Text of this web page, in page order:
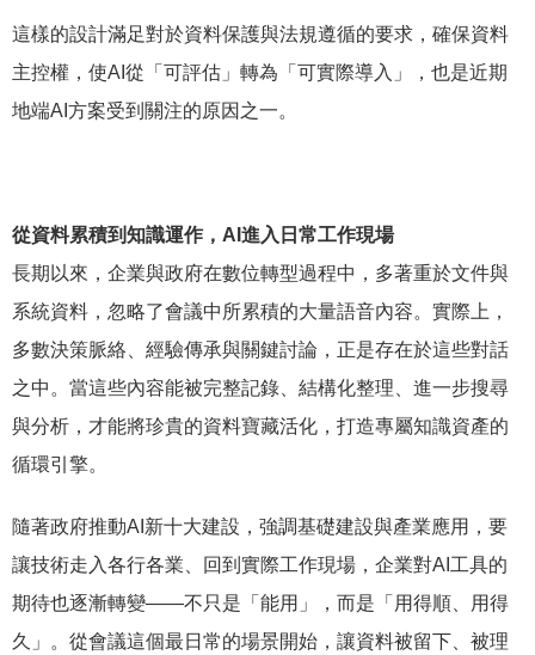
這樣的設計滿足對於資料保護與法規遵循的要求，確保資料
主控權，使AI從「可評估」轉為「可實際導入」，也是近期
地端AI方案受到關注的原因之一。
從資料累積到知識運作，AI進入日常工作現場
長期以來，企業與政府在數位轉型過程中，多著重於文件與
系統資料，忽略了會議中所累積的大量語音內容。實際上，
多數決策脈絡、經驗傳承與關鍵討論，正是存在於這些對話
之中。當這些內容能被完整記錄、結構化整理、進一步搜尋
與分析，才能將珍貴的資料寶藏活化，打造專屬知識資產的
循環引擎。
隨著政府推動AI新十大建設，強調基礎建設與產業應用，要
讓技術走入各行各業、回到實際工作現場，企業對AI工具的
期待也逐漸轉變——不只是「能用」，而是「用得順、用得
久」。從會議這個最日常的場景開始，讓資料被留下、被理